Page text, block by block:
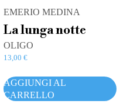
EMERIO MEDINA
La lunga notte
OLIGO
13,00€
AGGIUNGI AL
CARRELLO